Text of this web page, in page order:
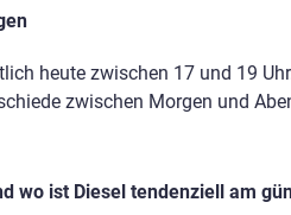
heute zwischen 17 und 19
zwischen Morgen und
wo ist Diesel tendenziell am